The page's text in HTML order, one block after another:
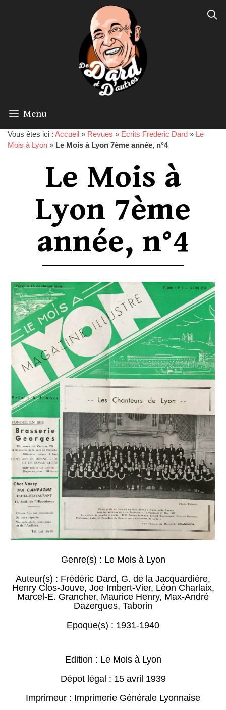
Menu
Vous êtes ici : Accueil » Revues » Ecrits Frederic Dard » Le
Mois à Lyon » Le Mois à Lyon 7ème année, n°4
Le Mois à
Lyon 7ème
année, n°4
Genre(s) : Le Mois à Lyon
Auteur(s) : Frédéric Dard, G. de la Jacquardière,
Henry Clos-Jouve, Joe Imbert-Vier, Léon Charlaix,
Marcel-E. Grancher, Maurice Henry, Max-André
Dazergues, Taborin
Epoque(s) : 1931-1940
Edition : Le Mois à Lyon
Dépot légal : 15 avril 1939
Imprimeur : Imprimerie Générale Lyonnaise